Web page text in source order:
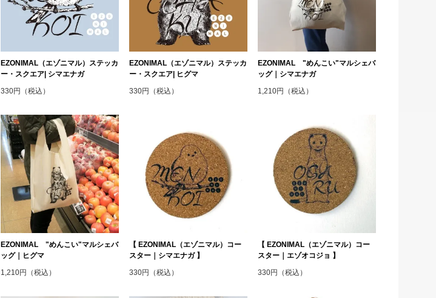
EZONIMAL（エゾニマル）ステッカ
ー・スクエア| シマエナガ
330円（税込）
EZONIMAL（エゾニマル）ステッカ
ー・スクエア| ヒグマ
330円（税込）
EZONIMAL "めんこい"マルシェバ
ッグ｜シマエナガ
1,210円（税込）
EZONIMAL "めんこい"マルシェバ
ッグ｜ヒグマ
1,210円（税込）
【 EZONIMAL（エゾニマル）コー
スター｜シマエナガ 】
330円（税込）
【 EZONIMAL（エゾニマル）コー
スター｜エゾオコジョ 】
330円（税込）